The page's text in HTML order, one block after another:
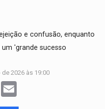
e confusão, enquanto
'grande sucesso
2026 às 19:00
Telegram